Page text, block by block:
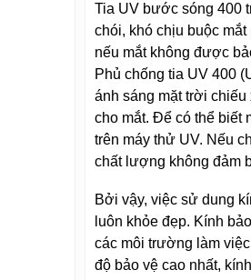
Tia UV bước sóng 400
chói, khó chịu buộc
nếu mắt không được
Phủ chống tia UV 400
ánh sáng mặt trời
cho mắt. Để có thể biết
trên máy thử UV. Nếu
chất lượng không đảm
Bởi vậy, việc sử dung
luôn khỏe đẹp. Kính
các môi trường làm
độ bảo vệ cao nhất,